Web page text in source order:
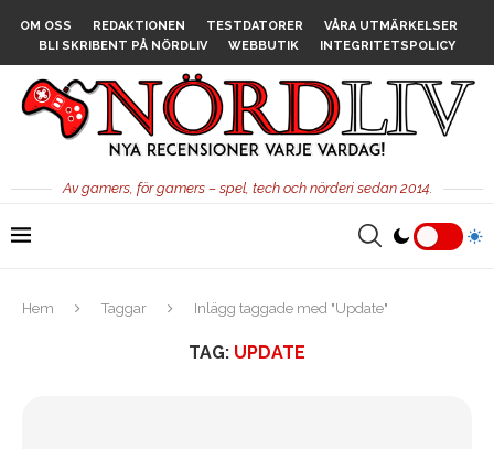
OM OSS REDAKTIONEN TESTDATORER
VÅRA UTMÄRKELSER
BLI SKRIBENT PÅ NÖRDLIV
WEBBUTIK INTEGRITETSPOLICY
Av gamers, för gamers – spel, tech och nörderi sedan 2014.
Hem Taggar Inlägg taggade med "Update"
TAG: UPDATE